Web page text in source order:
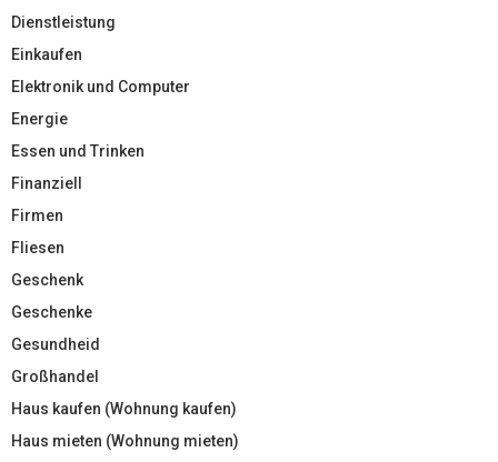
Dienstleistung
Einkaufen
Elektronik und Computer
Energie
Essen und Trinken
Finanziell
Firmen
Fliesen
Geschenk
Geschenke
Gesundheid
Großhandel
Haus kaufen (Wohnung kaufen)
Haus mieten (Wohnung mieten)